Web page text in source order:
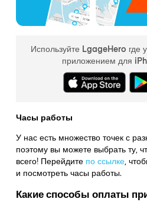
Используйте LgageHero где
приложением для
Часы работы
У нас есть множество точек с
поэтому вы можете выбрать ту,
всего! Перейдите по ссылке,
и посмотреть часы работы.
Какие способы оплаты